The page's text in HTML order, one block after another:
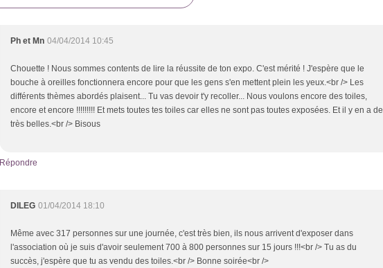
Ph et Mn 04/04/2014 10:45
Chouette ! Nous sommes contents de lire la réussite de ton expo. C'est mérité ! J'espère que le
bouche à oreilles fonctionnera encore pour que les gens s'en mettent plein les yeux.<br /> Les
différents thèmes abordés plaisent... Tu vas devoir t'y recoller... Nous voulons encore des toiles,
encore et encore !!!!!!!!! Et mets toutes tes toiles car elles ne sont pas toutes exposées. Et il y en a de
très belles.<br /> Bisous
Répondre
DILEG 01/04/2014 18:10
Même avec 317 personnes sur une journée, c'est très bien, ils nous arrivent d'exposer dans
l'association où je suis d'avoir seulement 700 à 800 personnes sur 15 jours !!!<br /> Tu as du
succès, j'espère que tu as vendu des toiles.<br /> Bonne soirée<br />